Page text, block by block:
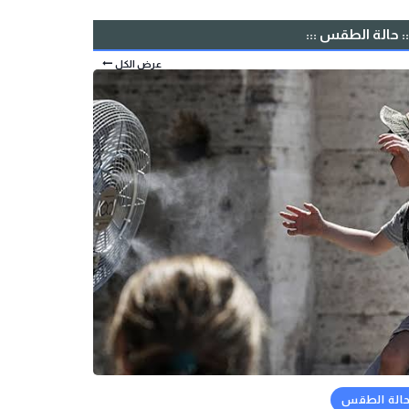
حالة الطقس :::
عرض الكل
الطقس